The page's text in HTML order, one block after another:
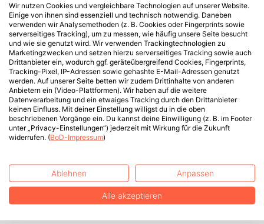
Wir nutzen Cookies und vergleichbare Technologien auf unserer Website.
Einige von ihnen sind essenziell und technisch notwendig. Daneben
verwenden wir Analysemethoden (z. B. Cookies oder Fingerprints sowie
serverseitiges Tracking), um zu messen, wie häufig unsere Seite besucht
und wie sie genutzt wird. Wir verwenden Trackingtechnologien zu
Marketingzwecken und setzen hierzu serverseitiges Tracking sowie auch
Drittanbieter ein, wodurch ggf. geräteübergreifend Cookies, Fingerprints,
Tracking-Pixel, IP-Adressen sowie gehashte E-Mail-Adressen genutzt
werden. Auf unserer Seite betten wir zudem Drittinhalte von anderen
Anbietern ein (Video-Plattformen). Wir haben auf die weitere
Datenverarbeitung und ein etwaiges Tracking durch den Drittanbieter
keinen Einfluss. Mit deiner Einstellung willigst du in die oben
beschriebenen Vorgänge ein. Du kannst deine Einwilligung (z. B. im Footer
unter „Privacy-Einstellungen“) jederzeit mit Wirkung für die Zukunft
widerrufen. (BoD-Impressum)
Ablehnen Anpassen
Alle akzeptieren